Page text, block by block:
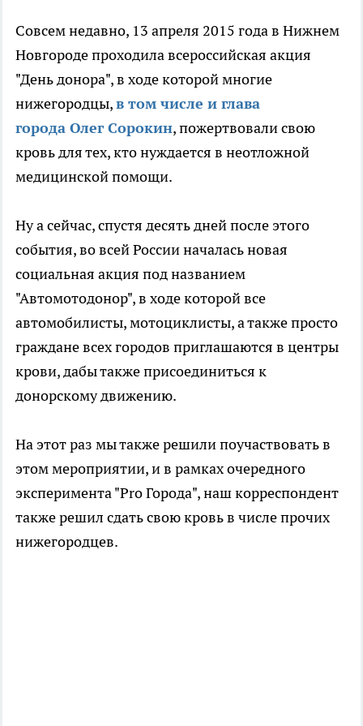
Совсем недавно, 13 апреля 2015 года в Нижнем
Новгороде проходила всероссийская акция
"День донора", в ходе которой многие
нижегородцы,в том числе и глава
города Олег Сорокин, пожертвовали свою
кровь для тех, кто нуждается в неотложной
медицинской помощи.
Ну а сейчас, спустя десять дней после этого
события, во всей России началась новая
социальная акция под названием
"Автомотодонор", в ходе которой все
автомобилисты, мотоциклисты, а также просто
граждане всех городов приглашаются в центры
крови, дабы также присоединиться к
донорскому движению.
На этот раз мы также решили поучаствовать в
этом мероприятии, и в рамках очередного
эксперимента "Pro Города", наш корреспондент
также решил сдать свою кровь в числе прочих
нижегородцев.